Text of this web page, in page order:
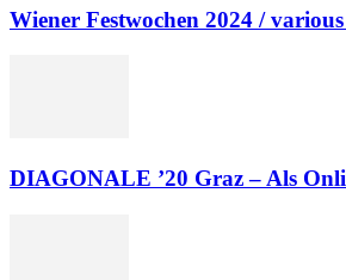
Wiener Festwochen 2024 /
DIAGONALE ’20 Graz – Als